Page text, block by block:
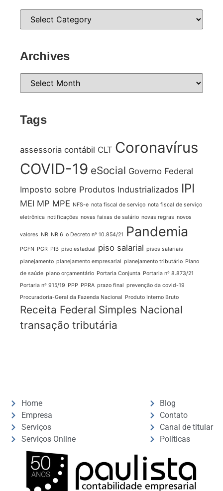
Archives
Tags
assessoria contábil CLT Coronavírus
COVID-19 eSocial Governo Federal
Imposto sobre Produtos Industrializados IPI
MEI MP MPE NFS-e nota fiscal de serviço nota fiscal de serviço
eletrônica notificações novas faixas de salário novas regras novos
valores NR NR 6 o Decreto nº 10.854/21 Pandemia
PGFN PGR PIB piso estadual piso salarial pisos salariais
planejamento planejamento empresarial planejamento tributário Plano
de saúde plano orçamentário Portaria Conjunta Portaria nº 8.873/21
Portaria nº 915/19 PPP PPRA prazo final prevenção da covid-19
Procuradoria-Geral da Fazenda Nacional Produto Interno Bruto
Receita Federal Simples Nacional
transação tributária
Home
Empresa
Serviços
Serviços Online
Blog
Contato
Canal de titular
Políticas